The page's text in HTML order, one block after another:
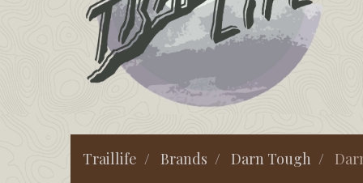
Traillife Brands Darn Tough